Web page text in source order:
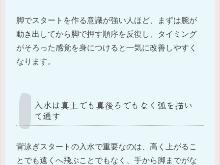
脚でスタートを作る意識が強い人ほど、まずは腕が
動き出してから脚で押す順序を反復し、タイミング
がそろった感覚を身につけると一気に改善しやすく
なります。
入水は真上でも真後ろでもなく弧を描い
て通す
背泳ぎスタートの入水で重要なのは、高く上がるこ
とでも遠くへ飛ぶことでもなく、手から脚までがな